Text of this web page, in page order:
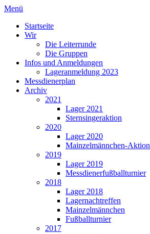
Menü
Startseite
Wir
Die Leiterrunde
Die Gruppen
Infos und Anmeldungen
Lageranmeldung 2023
Messdienerplan
Archiv
2021
Lager 2021
Sternsingeraktion
2020
Lager 2020
Mainzelmännchen-Aktion
2019
Lager 2019
Messdienerfußballturnier
2018
Lager 2018
Lagernachtreffen
Mainzelmännchen
Fußballturnier
2017